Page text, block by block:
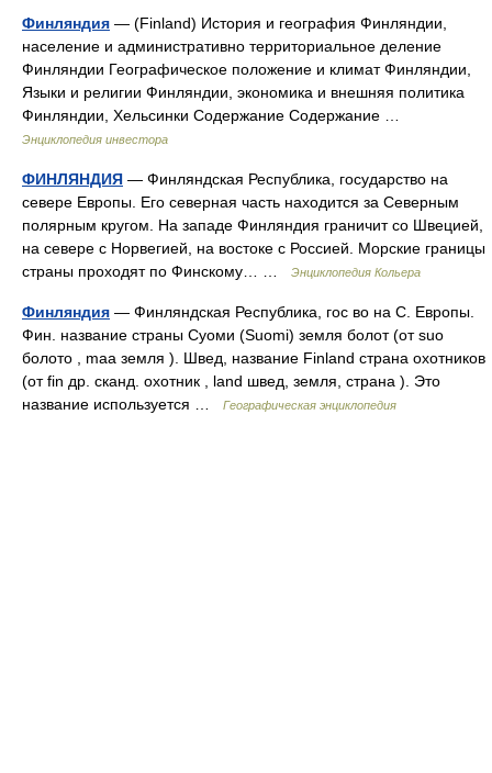
Финляндия — (Finland) История и география Финляндии,
население и административно территориальное деление
Финляндии Географическое положение и климат Финляндии,
Языки и религии Финляндии, экономика и внешняя политика
Финляндии, Хельсинки Содержание Содержание …
Энциклопедия инвестора
ФИНЛЯНДИЯ — Финляндская Республика, государство на
севере Европы. Его северная часть находится за Северным
полярным кругом. На западе Финляндия граничит со Швецией,
на севере с Норвегией, на востоке с Россией. Морские границы
страны проходят по Финскому… …
Энциклопедия Кольера
Финляндия — Финляндская Республика, гос во на С. Европы.
Фин. название страны Суоми (Suomi) земля болот (от suo
болото , maa земля ). Швед, название Finland страна охотников
(от fin др. сканд. охотник , land швед, земля, страна ). Это
название используется …
Географическая энциклопедия